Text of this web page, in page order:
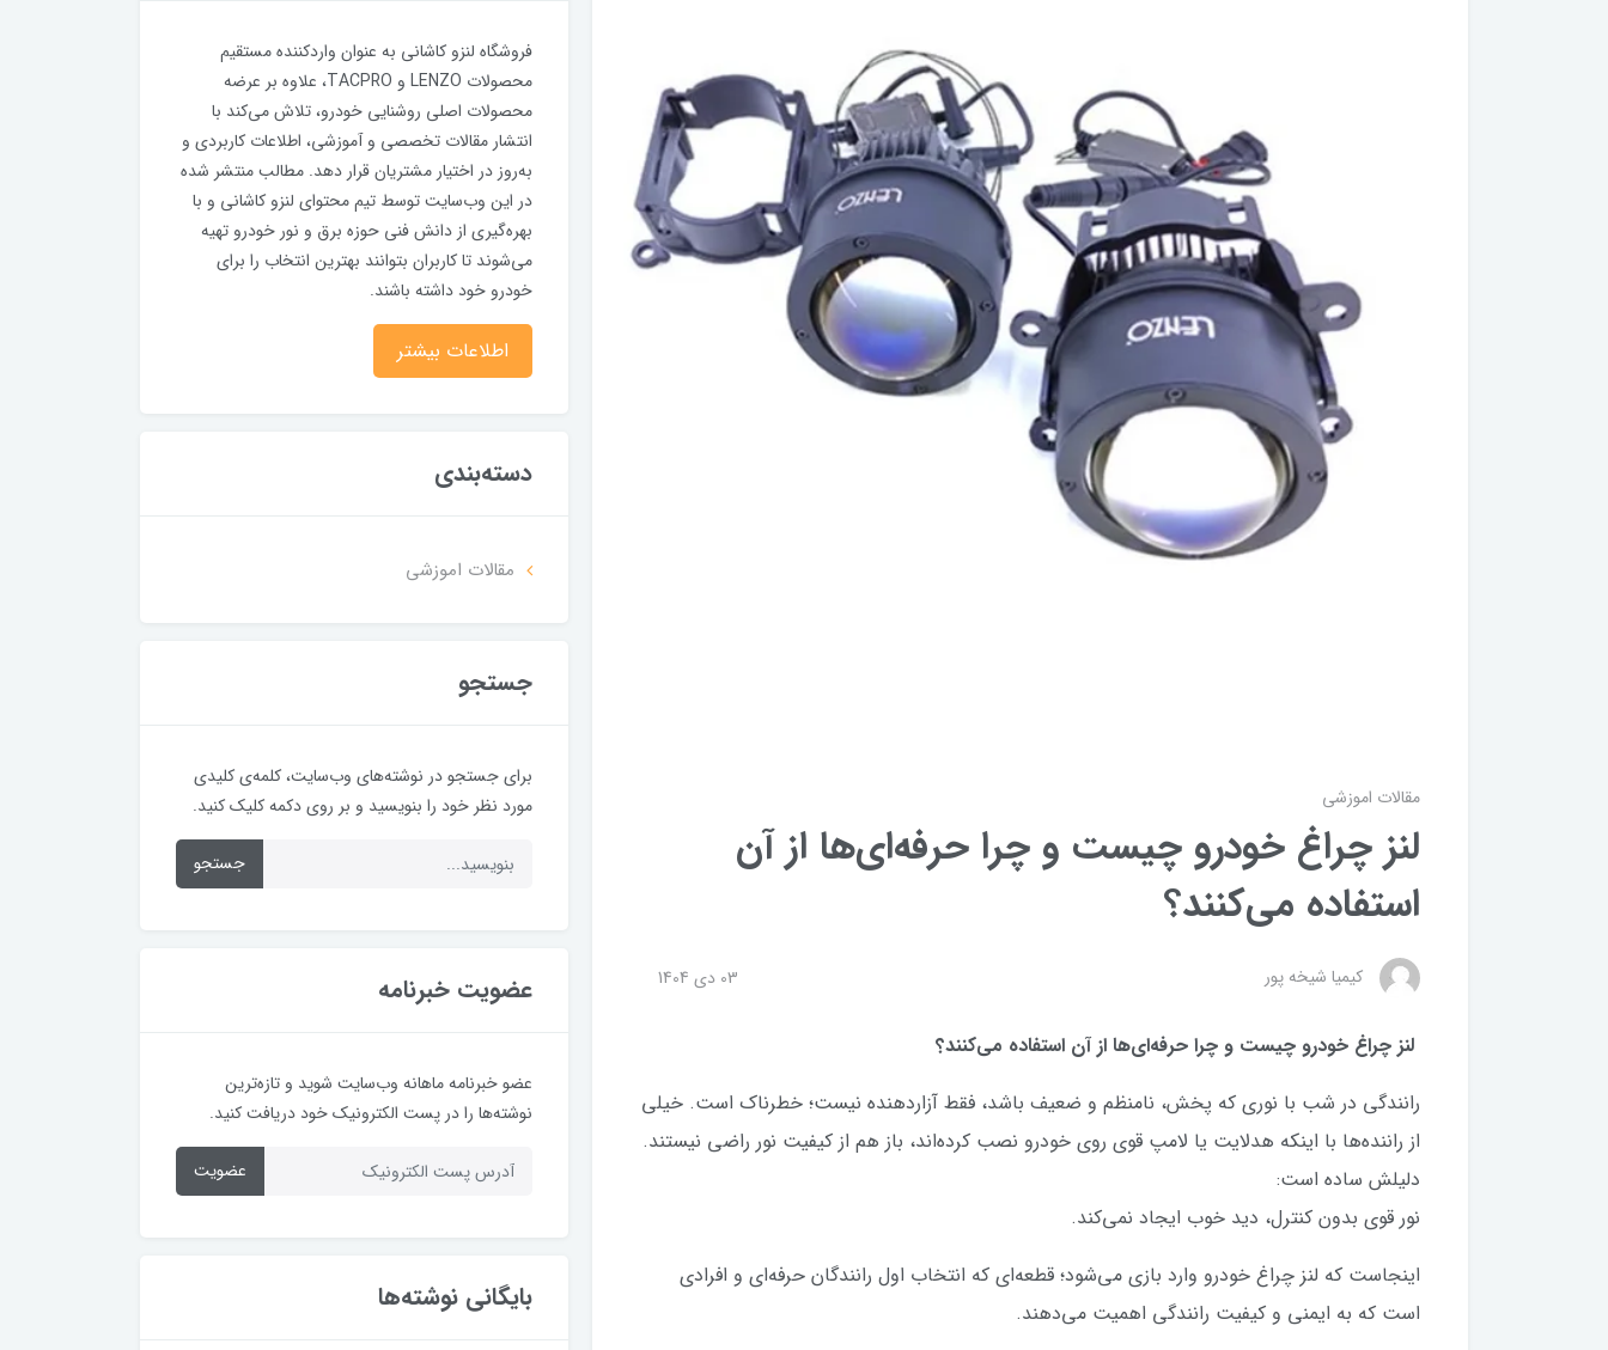
مقالات اموزشی
لنز چراغ خودرو چیست و چرا حرفه‌ای‌ها از آن
استفاده می‌کنند؟
کیمیا شیخه پور 03 دی 1404
لنز چراغ خودرو چیست و چرا حرفه‌ای‌ها از آن استفاده می‌کنند؟
رانندگی در شب با نوری که پخش، نامنظم و ضعیف باشد، فقط آزاردهنده نیست؛ خطرناک است. خیلی
از راننده‌ها با اینکه هدلایت یا لامپ قوی روی خودرو نصب کرده‌اند، باز هم از کیفیت نور راضی نیستند.
دلیلش ساده است:
نور قوی بدون کنترل، دید خوب ایجاد نمی‌کند.
اینجاست که لنز چراغ خودرو وارد بازی می‌شود؛ قطعه‌ای که انتخاب اول رانندگان حرفه‌ای و افرادی
است که به ایمنی و کیفیت رانندگی اهمیت می‌دهند.
فروشگاه لنزو کاشانی به عنوان واردکننده مستقیم
محصولات LENZO و TACPRO، علاوه بر عرضه
محصولات اصلی روشنایی خودرو، تلاش می‌کند با
انتشار مقالات تخصصی و آموزشی، اطلاعات کاربردی و
به‌روز در اختیار مشتریان قرار دهد. مطالب منتشر شده
در این وب‌سایت توسط تیم محتوای لنزو کاشانی و با
بهره‌گیری از دانش فنی حوزه برق و نور خودرو تهیه
می‌شوند تا کاربران بتوانند بهترین انتخاب را برای
خودرو خود داشته باشند.
اطلاعات بیشتر
دسته‌بندی
مقالات اموزشی
جستجو
برای جستجو در نوشته‌های وب‌سایت، کلمه‌ی کلیدی
مورد نظر خود را بنویسید و بر روی دکمه کلیک کنید.
جستجو
عضویت خبرنامه
عضو خبرنامه ماهانه وب‌سایت شوید و تازه‌ترین
نوشته‌ها را در پست الکترونیک خود دریافت کنید.
عضویت
بایگانی نوشته‌ها